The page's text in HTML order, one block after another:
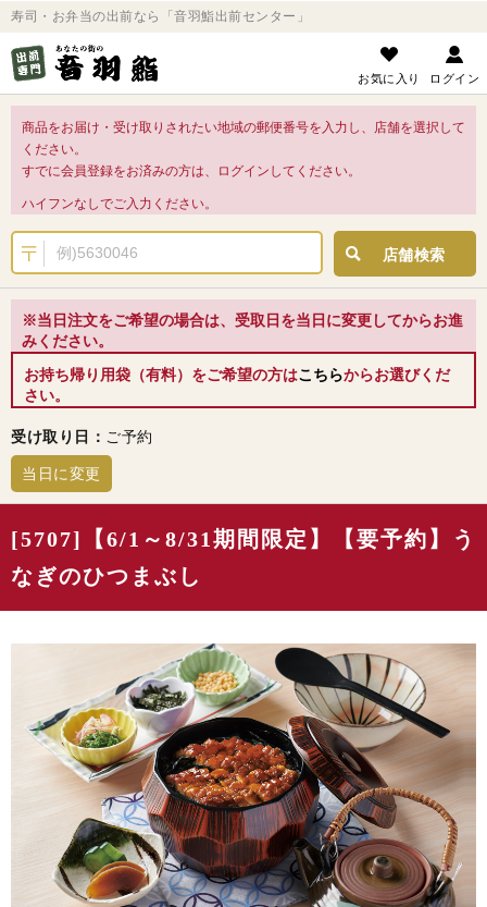
寿司・お弁当の出前なら「音羽鮨出前センター」
お気に入り ログイン
商品をお届け・受け取りされたい地域の郵便番号を入力し、店舗を選択して
ください。
すでに会員登録をお済みの方は、ログインしてください。
ハイフンなしでご入力ください。
店舗検索
※当日注文をご希望の場合は、受取日を当日に変更してからお進
みください。
お持ち帰り用袋（有料）をご希望の方はこちらからお選びくだ
さい。
受け取り日： ご予約
当日に変更
[5707]【6/1～8/31期間限定】【要予約】う
なぎのひつまぶし